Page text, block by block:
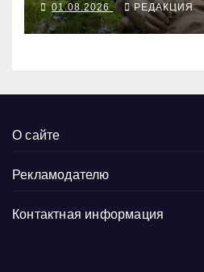
01.08.2026 РЕДАКЦИЯ
О сайте
Рекламодателю
Контактная информация